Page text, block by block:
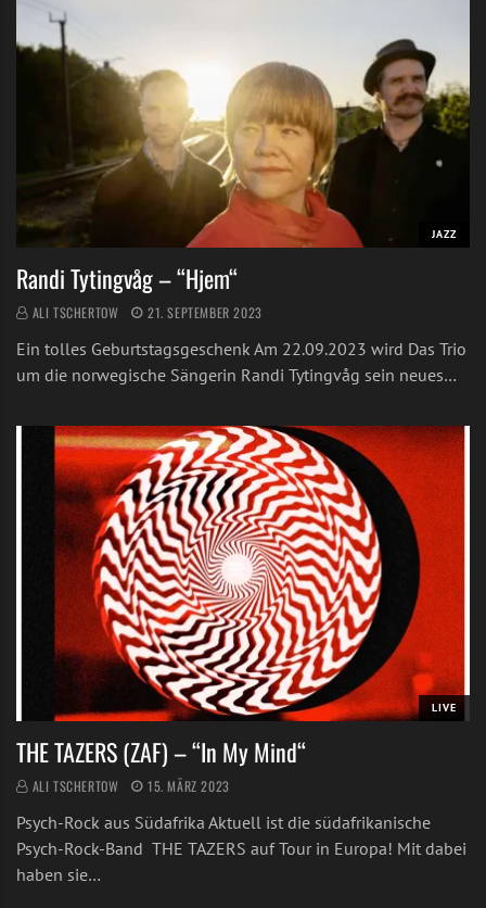
JAZZ
Randi Tytingvåg – “Hjem“
ALI TSCHERTOW 21. SEPTEMBER 2023
Ein tolles Geburtstagsgeschenk Am 22.09.2023 wird Das Trio
um die norwegische Sängerin Randi Tytingvåg sein neues…
LIVE
THE TAZERS (ZAF) – “In My Mind“
ALI TSCHERTOW 15. MÄRZ 2023
Psych-Rock aus Südafrika Aktuell ist die südafrikanische
Psych-Rock-Band THE TAZERS auf Tour in Europa! Mit dabei
haben sie…